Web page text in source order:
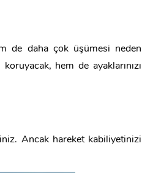
de daha çok üşümesi neden
hem de ayaklarınızı
Ancak hareket kabiliyetinizi